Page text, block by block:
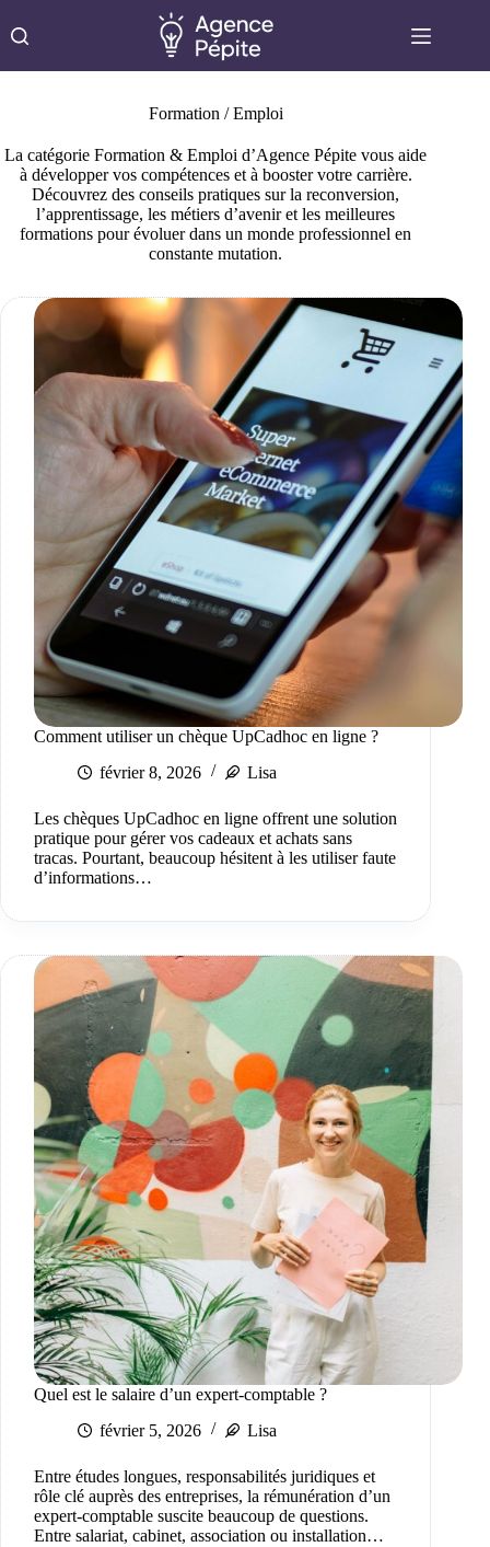
au
contenu
Formation / Emploi
La catégorie Formation & Emploi d’Agence Pépite vous aide
à développer vos compétences et à booster votre carrière.
Découvrez des conseils pratiques sur la reconversion,
l’apprentissage, les métiers d’avenir et les meilleures
formations pour évoluer dans un monde professionnel en
constante mutation.
Comment utiliser un chèque UpCadhoc en ligne ?
février 8, 2026
Lisa
Les chèques UpCadhoc en ligne offrent une solution
pratique pour gérer vos cadeaux et achats sans
tracas. Pourtant, beaucoup hésitent à les utiliser faute
d’informations…
Quel est le salaire d’un expert-comptable ?
février 5, 2026
Lisa
Entre études longues, responsabilités juridiques et
rôle clé auprès des entreprises, la rémunération d’un
expert-comptable suscite beaucoup de questions.
Entre salariat, cabinet, association ou installation…